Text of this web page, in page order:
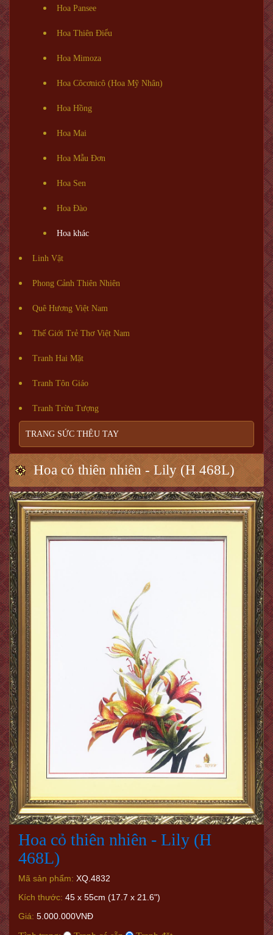
Hoa Pansee
Hoa Thiên Điểu
Hoa Mimoza
Hoa Côcơnicô (Hoa Mỹ Nhân)
Hoa Hồng
Hoa Mai
Hoa Mẫu Đơn
Hoa Sen
Hoa Đào
Hoa khác
Linh Vật
Phong Cảnh Thiên Nhiên
Quê Hương Việt Nam
Thế Giới Trẻ Thơ Việt Nam
Tranh Hai Mặt
Tranh Tôn Giáo
Tranh Trừu Tượng
TRANG SỨC THÊU TAY
Hoa cỏ thiên nhiên - Lily (H 468L)
Hoa cỏ thiên nhiên - Lily (H
468L)
Mã sản phẩm: XQ.4832
Kích thước: 45 x 55cm (17.7 x 21.6")
Giá: 5.000.000VNĐ